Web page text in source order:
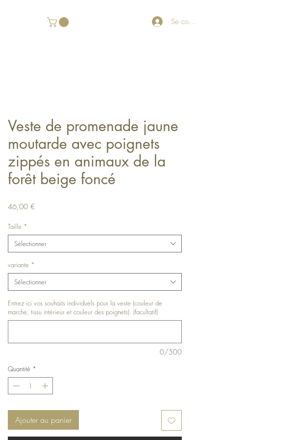
Se connecter
Veste de promenade jaune
moutarde avec poignets
zippés en animaux de la
forêt beige foncé
46,00 €Prix
Taille *
Sélectionner
variante *
Sélectionner
Entrez ici vos souhaits individuels pour la veste (couleur de
marche, tissu intérieur et couleur des poignets). (facultatif)
0/500
Quantité *
Ajouter au panier